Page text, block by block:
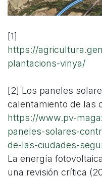
[1]
https://
plantacions-vinya/
[2] Los paneles
calentamiento de las
https://www.pv-
paneles-solares-
de-las-ciudades-
La energía
una revisión crítica